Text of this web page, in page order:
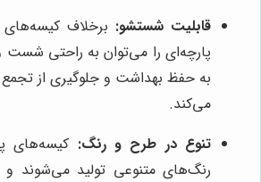
قابلیت شستشو: برخلاف
پارچه‌ای را می‌توان به راحتی شست
به حفظ بهداشت و جلوگیری از
می‌کند.
تنوع در طرح و رنگ: کیسه‌های
رنگ‌های متنوعی تولید می‌شوند و